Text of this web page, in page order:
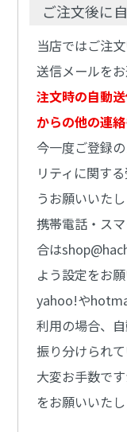
ご注文後に
当店ではご注
送信メールをお
注文時の自動
からの他の連
今一度ご登録
リティに関す
うお願いいたし
携帯電話・ス
合は
よう設定をお願
yahoo!や
利用の場合、
振り分けられて
大変お手数で
をお願いいたし